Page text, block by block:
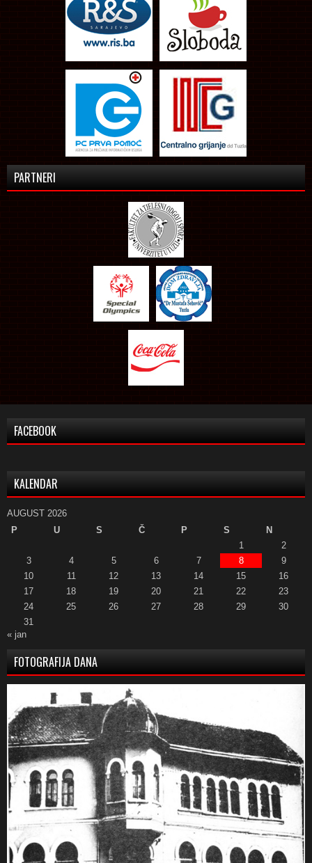
PARTNERI
FACEBOOK
KALENDAR
AUGUST 2026
P
U S Č P S
N
1
2
3
4 5 6 7 8
9
10
11 12 13 14 15
16
17
18 19 20 21 22
23
24
25 26 27 28 29
30
31
« jan
FOTOGRAFIJA DANA